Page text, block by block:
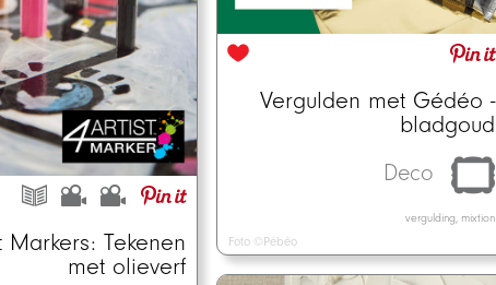
Vergulden met Gédéo -
bladgoud
Deco
vergulding, mixtion
Foto ©Pébéo
Markers: Tekenen
met olieverf